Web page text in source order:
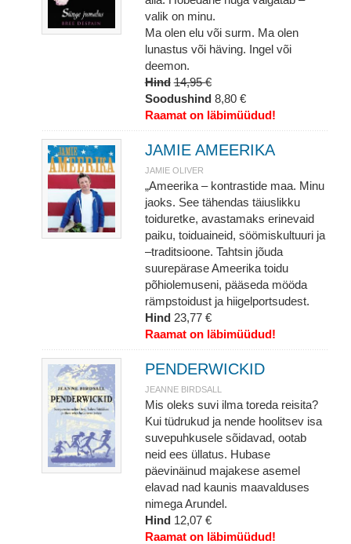
valik on minu.
Ma olen elu või surm. Ma olen
lunastus või häving. Ingel või
deemon.
Hind 14,95 €
Soodushind 8,80 €
Raamat on läbimüüdud!
JAMIE AMEERIKA
JAMIE OLIVER
„Ameerika – kontrastide maa. Minu
jaoks. See tähendas täiuslikku
toiduretke, avastamaks erinevaid
paiku, toiduaineid, söömiskultuuri ja
–traditsioone. Tahtsin jõuda
suurepärase Ameerika toidu
põhiolemuseni, pääseda mööda
rämpstoidust ja hiigelportsudest.
Hind 23,77 €
Raamat on läbimüüdud!
PENDERWICKID
JEANNE BIRDSALL
Mis oleks suvi ilma toreda reisita?
Kui tüdrukud ja nende hoolitsev isa
suvepuhkusele sõidavad, ootab
neid ees üllatus. Hubase
päevinäinud majakese asemel
elavad nad kaunis maavalduses
nimega Arundel.
Hind 12,07 €
Raamat on läbimüüdud!